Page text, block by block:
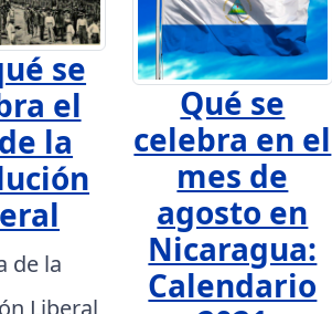
se
el
la
de la
Qué se
celebra en el
mes de
agosto en
Nicaragua:
Calendario